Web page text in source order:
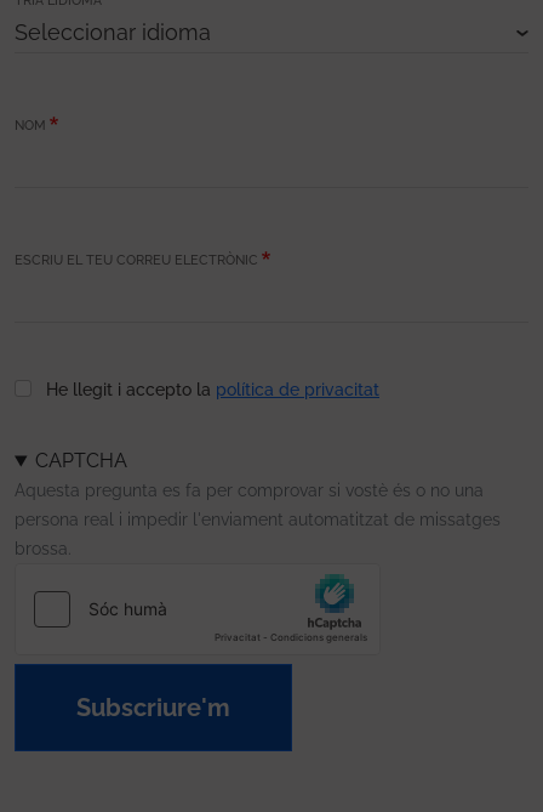
NOM
ESCRIU EL TEU CORREU ELECTRÒNIC
He llegit i accepto la política de privacitat
CAPTCHA
Aquesta pregunta es fa per comprovar si vostè és o no una
persona real i impedir l'enviament automatitzat de missatges
brossa.
Subscriure'm